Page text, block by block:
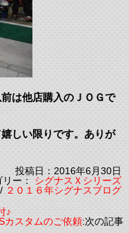
は他店購入のＪＯＧで
しい限りです。ありが
投稿日：2016年6月30日
リー：シグナスＸシリーズ
/２０１６年シグナスブログ
♪
カスタムのご依頼:次の記事